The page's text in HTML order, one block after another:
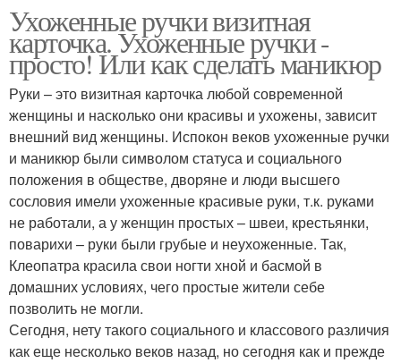
Ухоженные ручки визитная
карточка. Ухоженные ручки -
просто! Или как сделать маникюр
Руки – это визитная карточка любой современной
женщины и насколько они красивы и ухожены, зависит
внешний вид женщины. Испокон веков ухоженные ручки
и маникюр были символом статуса и социального
положения в обществе, дворяне и люди высшего
сословия имели ухоженные красивые руки, т.к. руками
не работали, а у женщин простых – швеи, крестьянки,
поварихи – руки были грубые и неухоженные. Так,
Клеопатра красила свои ногти хной и басмой в
домашних условиях, чего простые жители себе
позволить не могли.
Сегодня, нету такого социального и классового различия
как еще несколько веков назад, но сегодня как и прежде